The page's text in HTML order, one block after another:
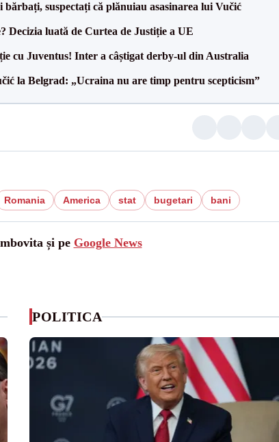
suspectați că plănuiau asasinarea lui Vučić
Decizia luată de Curtea de Justiție a UE
cu Juventus! Inter a câștigat derby-ul din Australia
la Belgrad: „Ucraina nu are timp pentru scepticism”
Romania America stat bugetari bani
și pe Google News
POLITICA